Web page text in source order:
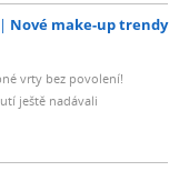
Nové make-up trendy
vrty bez povolení!
ještě nadávali